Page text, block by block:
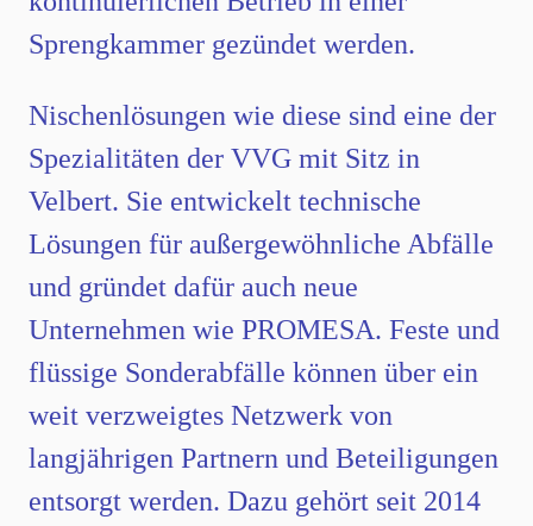
Sprengkammer gezündet werden.
Nischenlösungen wie diese sind eine der
Spezialitäten der VVG mit Sitz in
Velbert. Sie entwickelt technische
Lösungen für außergewöhnliche Abfälle
und gründet dafür auch neue
Unternehmen wie PROMESA. Feste und
flüssige Sonderabfälle können über ein
weit verzweigtes Netzwerk von
langjährigen Partnern und Beteiligungen
entsorgt werden. Dazu gehört seit 2014